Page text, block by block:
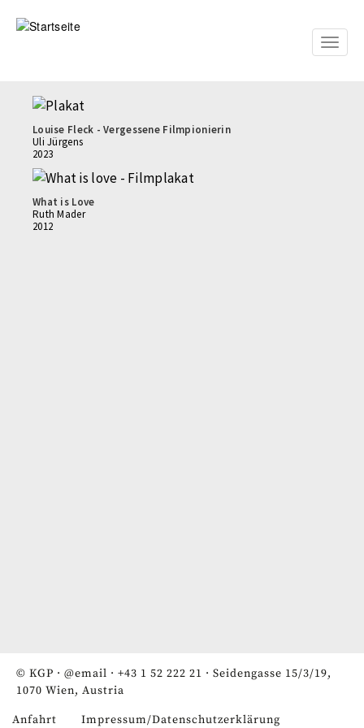
zum
Toggle
Louise Fleck - Vergessene Filmpionierin
Uli Jürgens
2023
What is Love
Ruth Mader
2012
© KGP · @email · +43 1 52 222 21 · Seidengasse 15/3/19,
1070 Wien, Austria
Anfahrt Impressum/Datenschutzerklärung